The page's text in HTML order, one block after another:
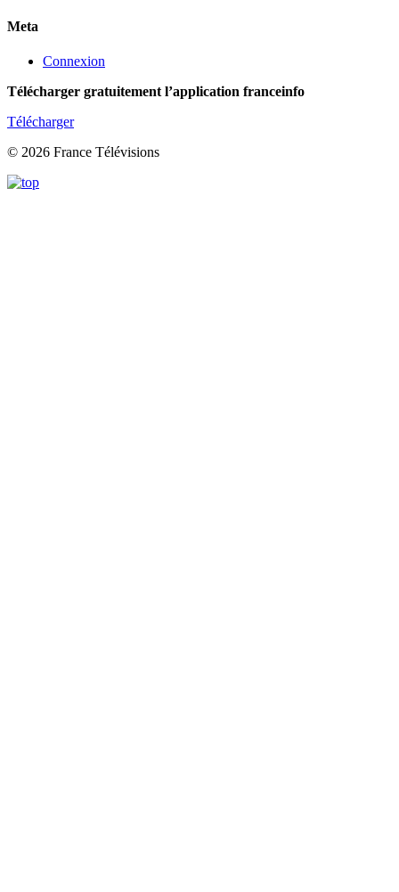
Meta
Connexion
Télécharger gratuitement l’application franceinfo
Télécharger
© 2026 France Télévisions